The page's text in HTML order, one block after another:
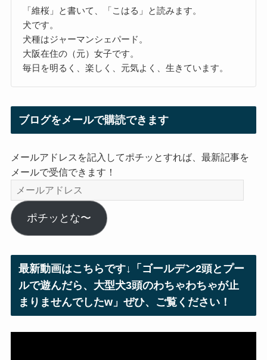
「維桜」と書いて、「こはる」と読みます。
犬です。
犬種はジャーマンシェパード。
大阪在住の（元）女子です。
毎日を明るく、楽しく、元気よく、生きています。
ブログをメールで購読できます
メールアドレスを記入してポチッとすれば、最新記事を
メールで受信できます！
メ
ー
ル
ア
ス
ポチッとな〜
最新動画はこちらです↓「ゴールデン2頭とプー
ルで遊んだら、大型犬3頭のわちゃわちゃが止
まりませんでしたw」ぜひ、ご覧ください！